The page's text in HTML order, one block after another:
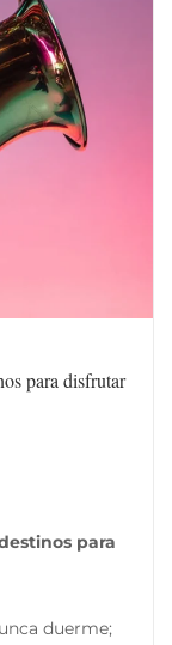
para disfrutar
para
duerme;